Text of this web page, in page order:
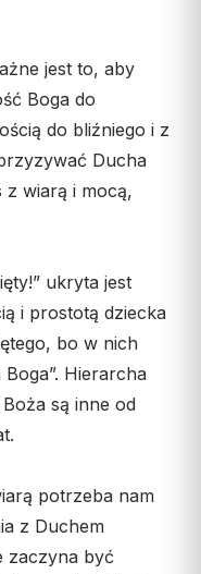
jest to, aby
Boga do
do bliźniego i z
Ducha
z wiarą i mocą,
ukryta jest
i prostotą dziecka
bo w nich
Hierarcha
są inne od
potrzeba nam
z Duchem
zaczyna być